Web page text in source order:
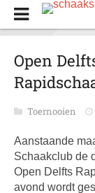
Open
Toernooien
Aanstaande
Schaakclub de
Open Delfts
avond wordt